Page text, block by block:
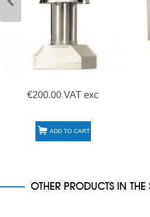
€200.00 VAT exc
ADD TO CART
OTHER PRODUCTS IN